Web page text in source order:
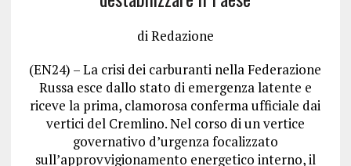
di Redazione
(EN24) – La crisi dei carburanti nella Federazione
Russa esce dallo stato di emergenza latente e
riceve la prima, clamorosa conferma ufficiale dai
vertici del Cremlino.Nel corso di un vertice
governativo d’urgenza focalizzato
sull’approvvigionamento energetico interno, il